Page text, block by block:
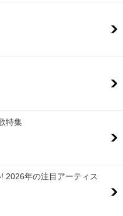
特集
! 2026年の注目アーティス